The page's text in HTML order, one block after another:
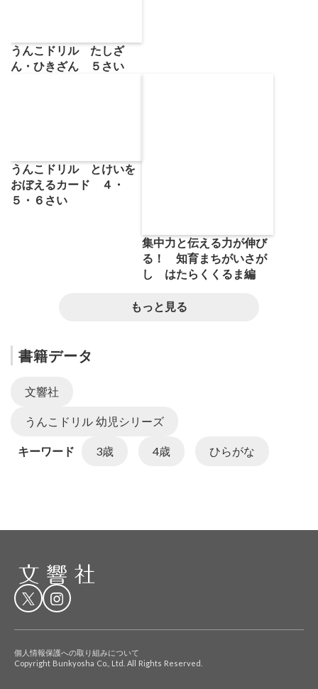
うんこドリル たしざ
ん・ひきざん ５さい
うんこドリル とけいを
おぼえるカード ４・
５・６さい
集中力と伝える力が伸び
る！ 知育まちがいさが
し はたらくくるま編
もっと見る
書籍データ
文響社
うんこドリル 幼児シリーズ
キーワード 3歳 4歳 ひらがな
個人情報保護への取り組みについて
Copyright Bunkyosha Co., Ltd. All Rights Reserved.